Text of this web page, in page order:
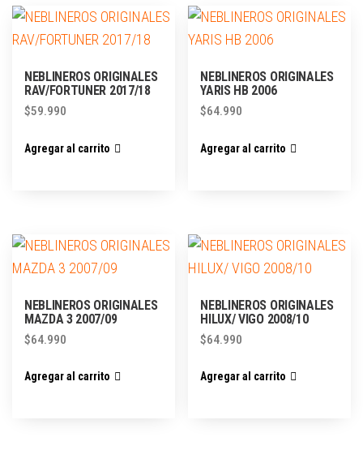
NEBLINEROS ORIGINALES
RAV/FORTUNER 2017/18
$59.990
Agregar al carrito
NEBLINEROS ORIGINALES
YARIS HB 2006
$64.990
Agregar al carrito
NEBLINEROS ORIGINALES
MAZDA 3 2007/09
$64.990
Agregar al carrito
NEBLINEROS ORIGINALES
HILUX/ VIGO 2008/10
$64.990
Agregar al carrito